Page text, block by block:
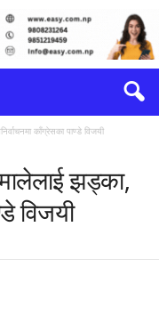
काँग्रेसका पाण्डे विजयी
झड्का,
विजयी